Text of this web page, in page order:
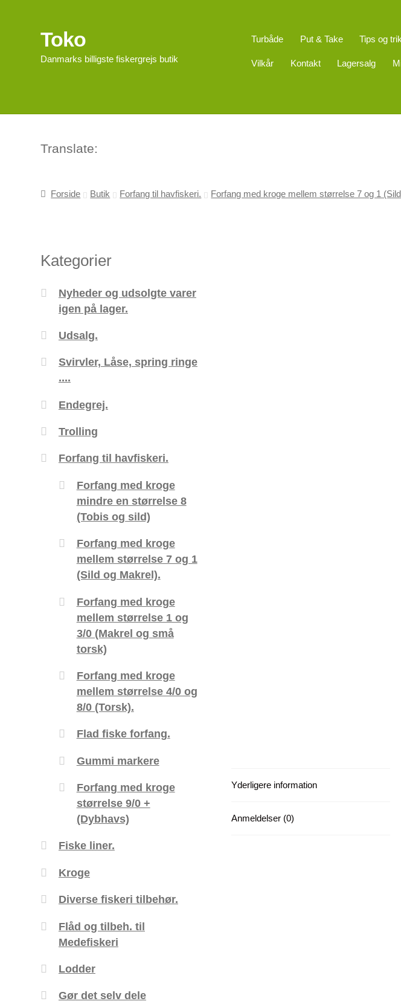
Spring
til
navigation
Spring
til
indhold
Toko
Danmarks billigste fiskergrejs butik
Turbåde Put & Take Tips og
Vilkår Kontakt Lagersalg
Translate:
Forside Butik Forfang til havfiskeri. Forfang med kroge mellem størrelse 7 og 1
Yderligere information
Anmeldelser (0)
Kategorier
Nyheder og udsolgte varer
igen på lager.
Udsalg.
Svirvler, Låse, spring ringe
....
Endegrej.
Trolling
Forfang til havfiskeri.
Forfang med kroge
mindre en størrelse 8
(Tobis og sild)
Forfang med kroge
mellem størrelse 7 og 1
(Sild og Makrel).
Forfang med kroge
mellem størrelse 1 og
3/0 (Makrel og små
torsk)
Forfang med kroge
mellem størrelse 4/0 og
8/0 (Torsk).
Flad fiske forfang.
Gummi markere
Forfang med kroge
størrelse 9/0 +
(Dybhavs)
Fiske liner.
Kroge
Diverse fiskeri tilbehør.
Flåd og tilbeh. til
Medefiskeri
Lodder
Gør det selv dele